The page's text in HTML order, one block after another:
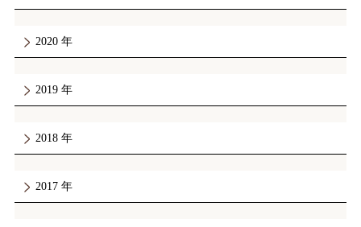
2020
2019
2018
2017